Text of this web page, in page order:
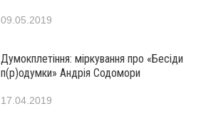
09.05.2019
Думокплетіння: міркування про «Бесіди
п(р)одумки» Андрія Содомори
17.04.2019